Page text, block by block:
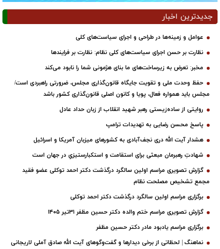
جدیدترین اخبار
عوامل و زمینه‌ها در طراحی و اجرای سیاست‌های کلی
نظارت بر حسن اجرای سیاست‌های کلی نظام: نظارت بر فرایندها
مخبر: تعرض به زیرساخت‌های ما بنای هژمونی شما را نابود می‌کند
حفظ وحدت ملی و تقویت جایگاه قانون‌گذاری مجلس، ضرورتی راهبردی است/
مجلس باید همواره فعال، پویا و کانون اصلی قانون‌گذاری کشور باشد
روایتی از ساده‌زیستی رهبر شهید انقلاب از زبان حداد عادل
پاسخ محسن رضایی به تهدیدات ترامپ
هشدار آیت الله دری نجف‌آبادی به کشورهای میزبان آمریکا و اسرائیل
شهادتِ رهبرمان مبعثی برای استقامت و استکبارستیزیِ در جهان است
گزارش تصویری مراسم اولین سالگرد درگذشت دکتر احمد توکلی عضو فقید
مجمع تشخیص مصلحت نظام
برگزاری مراسم اولین سالگرد درگذشت دکتر احمد توکلی
گزارش تصویری مراسم ختم والده دکتر حسین مظفر ۳۱تیر ۱۴۰۵
برگزاری مراسم یادبود مادر دکتر حسین مظفر
نماهنگ | لحظاتی از برخی دیدارها و گفت‌وگوهای آیت ‌الله صادق آملی لاریجانی